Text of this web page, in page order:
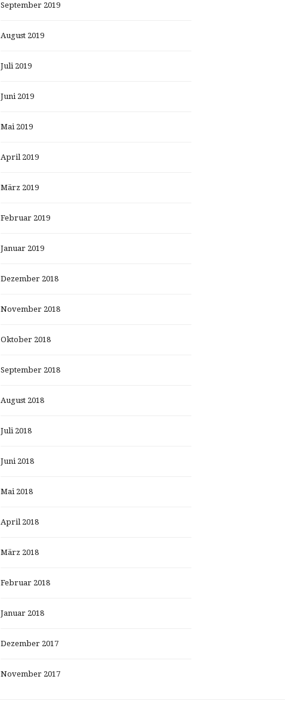
September 2019
August 2019
Juli 2019
Juni 2019
Mai 2019
April 2019
März 2019
Februar 2019
Januar 2019
Dezember 2018
November 2018
Oktober 2018
September 2018
August 2018
Juli 2018
Juni 2018
Mai 2018
April 2018
März 2018
Februar 2018
Januar 2018
Dezember 2017
November 2017